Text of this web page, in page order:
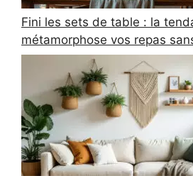
Fini les sets de table : la
métamorphose vos repas